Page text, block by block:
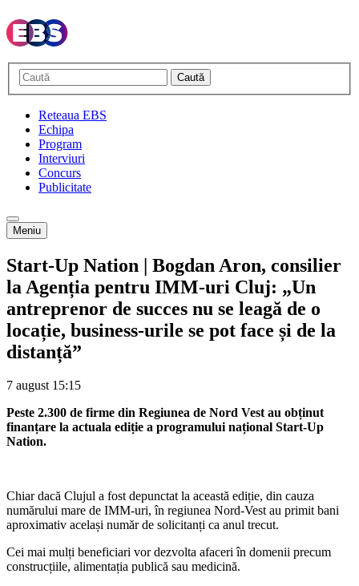
Caută
Reteaua EBS
Echipa
Program
Interviuri
Concurs
Publicitate
Meniu
Start-Up Nation | Bogdan Aron, consilier
la Agenția pentru IMM-uri Cluj: „Un
antreprenor de succes nu se leagă de o
locație, business-urile se pot face și de la
distanță”
7 august15:15
Peste 2.300 de firme din Regiunea de Nord Vest au obținut
finanțare la actuala ediție a programului național Start-Up
Nation.
Chiar dacă Clujul a fost depunctat la această ediție, din cauza
numărului mare de IMM-uri, în regiunea Nord-Vest au primit bani
aproximativ același număr de solicitanți ca anul trecut.
Cei mai mulți beneficiari vor dezvolta afaceri în domenii precum
construcțiile, alimentația publică sau medicină.